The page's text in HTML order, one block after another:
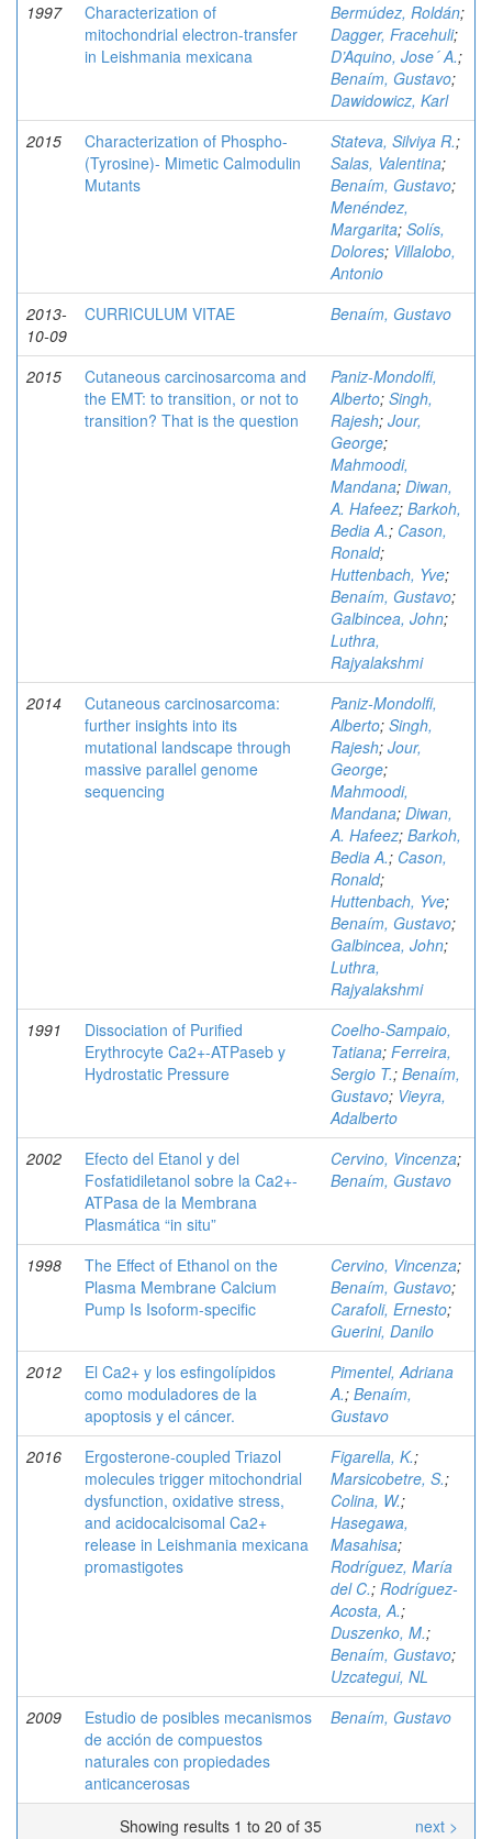
1997
Characterization of
mitochondrial electron-transfer
in Leishmania mexicana
Bermúdez, Roldán;
Dagger, Fracehuli;
D’Aquino, Jose´ A.;
Benaím, Gustavo;
Dawidowicz, Karl
2015
Characterization of Phospho-
(Tyrosine)- Mimetic Calmodulin
Mutants
Stateva, Silviya R.;
Salas, Valentina;
Benaím, Gustavo;
Menéndez,
Margarita; Solís,
Dolores; Villalobo,
Antonio
2013-
10-09
CURRICULUM VITAE Benaím, Gustavo
2015
Cutaneous carcinosarcoma and
the EMT: to transition, or not to
transition? That is the question
Paniz-Mondolfi,
Alberto; Singh,
Rajesh; Jour,
George;
Mahmoodi,
Mandana; Diwan,
A. Hafeez; Barkoh,
Bedia A.; Cason,
Ronald;
Huttenbach, Yve;
Benaím, Gustavo;
Galbincea, John;
Luthra,
Rajyalakshmi
2014
Cutaneous carcinosarcoma:
further insights into its
mutational landscape through
massive parallel genome
sequencing
Paniz-Mondolfi,
Alberto; Singh,
Rajesh; Jour,
George;
Mahmoodi,
Mandana; Diwan,
A. Hafeez; Barkoh,
Bedia A.; Cason,
Ronald;
Huttenbach, Yve;
Benaím, Gustavo;
Galbincea, John;
Luthra,
Rajyalakshmi
1991
Dissociation of Purified
Erythrocyte Ca2+-ATPaseb y
Hydrostatic Pressure
Coelho-Sampaio,
Tatiana; Ferreira,
Sergio T.; Benaím,
Gustavo; Vieyra,
Adalberto
2002
Efecto del Etanol y del
Fosfatidiletanol sobre la Ca2+-
ATPasa de la Membrana
Plasmática “in situ”
Cervino, Vincenza;
Benaím, Gustavo
1998
The Effect of Ethanol on the
Plasma Membrane Calcium
Pump Is Isoform-specific
Cervino, Vincenza;
Benaím, Gustavo;
Carafoli, Ernesto;
Guerini, Danilo
2012
El Ca2+ y los esfingolípidos
como moduladores de la
apoptosis y el cáncer.
Pimentel, Adriana
A.; Benaím,
Gustavo
2016
Ergosterone-coupled Triazol
molecules trigger mitochondrial
dysfunction, oxidative stress,
and acidocalcisomal Ca2+
release in Leishmania mexicana
promastigotes
Figarella, K.;
Marsicobetre, S.;
Colina, W.;
Hasegawa,
Masahisa;
Rodríguez, María
del C.; Rodríguez-
Acosta, A.;
Duszenko, M.;
Benaím, Gustavo;
Uzcategui, NL
2009
Estudio de posibles mecanismos
de acción de compuestos
naturales con propiedades
anticancerosas
Benaím, Gustavo
Showing results 1 to 20 of 35 next >